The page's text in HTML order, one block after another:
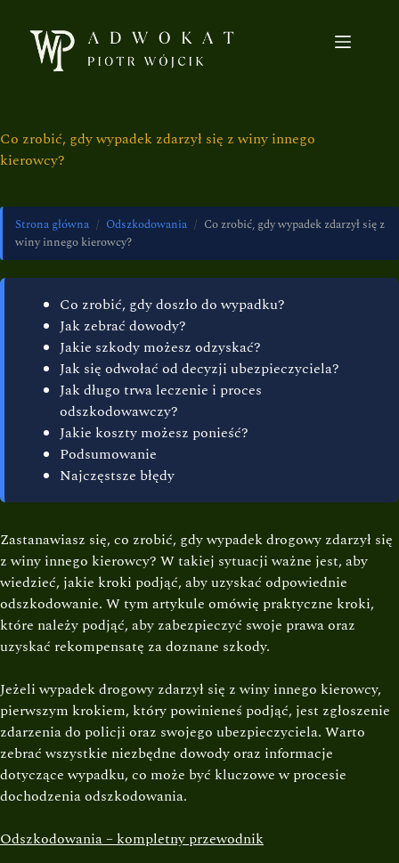
Co zrobić, gdy wypadek zdarzył się z winy innego
kierowcy?
Strona główna / Odszkodowania / Co zrobić, gdy wypadek zdarzył się z
winy innego kierowcy?
Co zrobić, gdy doszło do wypadku?
Jak zebrać dowody?
Jakie szkody możesz odzyskać?
Jak się odwołać od decyzji ubezpieczyciela?
Jak długo trwa leczenie i proces
odszkodowawczy?
Jakie koszty możesz ponieść?
Podsumowanie
Najczęstsze błędy
Zastanawiasz się, co zrobić, gdy wypadek drogowy zdarzył się
z winy innego kierowcy? W takiej sytuacji ważne jest, aby
wiedzieć, jakie kroki podjąć, aby uzyskać odpowiednie
odszkodowanie. W tym artykule omówię praktyczne kroki,
które należy podjąć, aby zabezpieczyć swoje prawa oraz
uzyskać rekompensatę za doznane szkody.
Jeżeli wypadek drogowy zdarzył się z winy innego kierowcy,
pierwszym krokiem, który powinieneś podjąć, jest zgłoszenie
zdarzenia do policji oraz swojego ubezpieczyciela. Warto
zebrać wszystkie niezbędne dowody oraz informacje
dotyczące wypadku, co może być kluczowe w procesie
dochodzenia odszkodowania.
Odszkodowania – kompletny przewodnik